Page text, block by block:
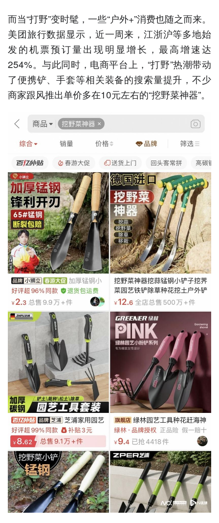
而当“打野”变时髦，一些“户外+”消费也随之而来。
美团旅行数据显示，近一周来，江浙沪等多地始
发的机票预订量出现明显增长，最高增速达
254%。与此同时，电商平台上，“打野”热潮带动
了便携铲、手套等相关装备的搜索量提升，不少
商家跟风推出单价多在10元左右的“挖野菜神器”。